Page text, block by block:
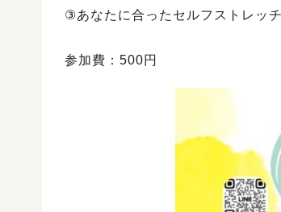
③あなたに合ったセルフストレッ
参加費：500円